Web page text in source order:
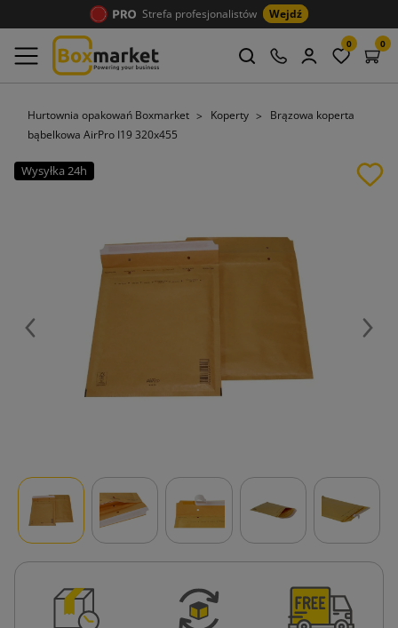
Strefa profesjonalistów Wejdź
0 0
Hurtownia opakowań Boxmarket Koperty
Brązowa koperta
bąbelkowa AirPro I19 320x455
Wysyłka 24h
Poprzedni